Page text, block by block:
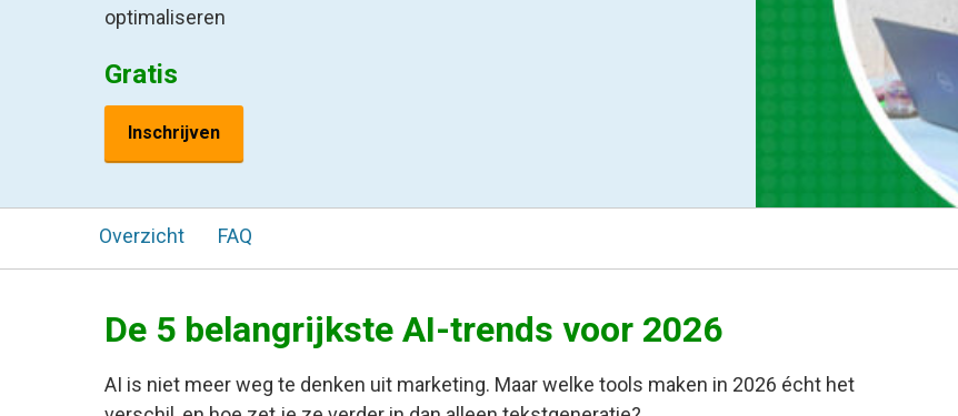
optimaliseren
Gratis
Inschrijven
Overzicht FAQ
De 5 belangrijkste AI-trends voor 2026
AI is niet meer weg te denken uit marketing. Maar welke tools maken in 2026 écht het